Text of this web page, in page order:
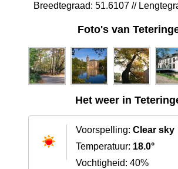
Breedtegraad: 51.6107 //
Foto's van
Het weer in
Voorspelling: Clear sky
Temperatuur: 18.0°
Vochtigheid: 40%